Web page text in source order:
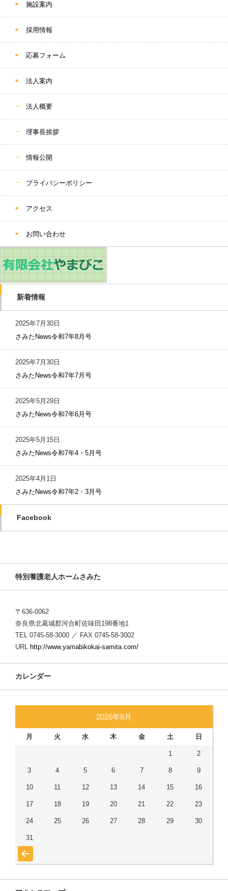
施設案内
採用情報
応募フォーム
法人案内
法人概要
理事長挨拶
情報公開
プライバシーポリシー
アクセス
お問い合わせ
新着情報
2025年7月30日
さみたNews令和7年8月号
2025年7月30日
さみたNews令和7年7月号
2025年5月29日
さみたNews令和7年6月号
2025年5月15日
さみたNews令和7年4・5月号
2025年4月1日
さみたNews令和7年2・3月号
Facebook
特別養護老人ホームさみた
〒636-0062
奈良県北葛城郡河合町佐味田198番地1
TEL 0745-58-3000 ／ FAX 0745-58-3002
URL http://www.yamabikokai-samita.com/
カレンダー
2026年8月
月 火 水 木 金 土 日
1 2
3 4 5 6 7 8 9
10 11 12 13 14 15 16
17 18 19 20 21 22 23
24 25 26 27 28 29 30
31
« 7月